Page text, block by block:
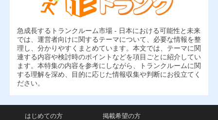
急成長するトランクルーム市場 - 日本における可能性と未来
では、運営者向けに関するテーマについて、必要な情報を整
理し、分かりやすくまとめています。本文では、テーマに関
連する内容や検討時のポイントなどを項目ごとに紹介してい
ます。本特集の内容を参考にしながら、トランクルームに関
する理解を深め、目的に応じた情報収集や判断にお役立てく
ださい。
はじめての方 掲載希望の方